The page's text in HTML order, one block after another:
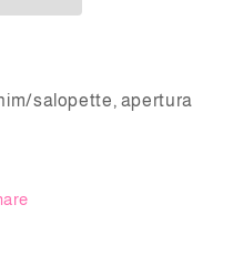
salopette, apertura